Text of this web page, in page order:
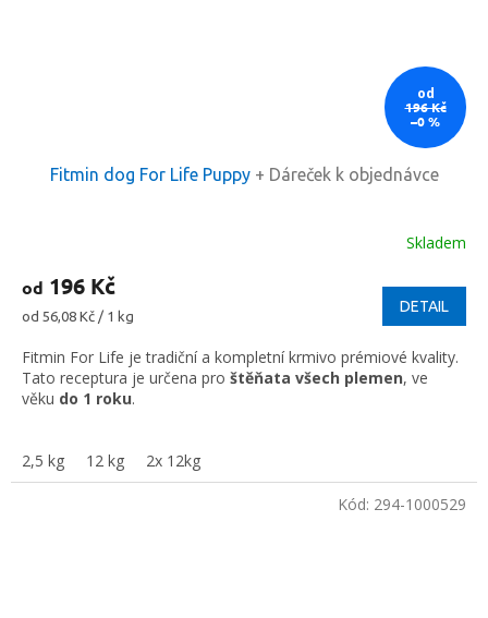
od
196 Kč
–0 %
Fitmin dog For Life Puppy + Dáreček k objednávce
Skladem
od 196 Kč
Měrná
od 56,08 Kč / 1 kg
DETAIL
Fitmin For Life je tradiční a kompletní krmivo prémiové kvality.
Tato receptura je určena pro štěňata všech plemen, ve
věku do 1 roku.
2,5 kg 12 kg 2x 12kg
Kód: 294-1000529